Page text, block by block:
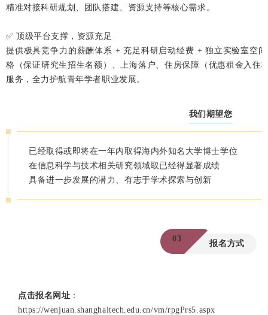
精准对接科研规划、团队搭建、资源支持等核心需求。
✅ 顶级平台支撑，资源充足
提供极具竞争力的薪酬体系 + 充足科研启动经费 + 独立实验室空
格（保证研究生招生名额）、上海落户、住房保障（优惠租金入住
服务，全力护航青年学者职业发展。
我们期望您
已经取得或即将在一年内取得海内外知名大学博士学位
在信息科学与技术相关研究领域取已经得显著成绩
具备进一步发展的潜力、有志于学术探索与创新
03
报名方式
点击报名网址 ：
https://wenjuan.shanghaitech.edu.cn/vm/rpgPrs5.aspx